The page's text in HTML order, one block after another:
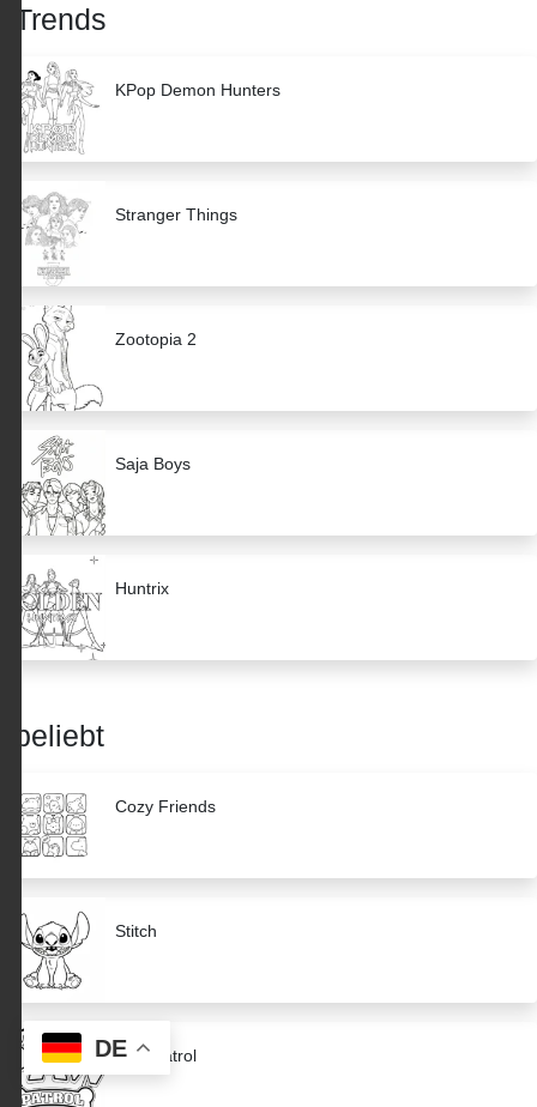
Trends
KPop Demon Hunters
Stranger Things
Zootopia 2
Saja Boys
Huntrix
beliebt
Cozy Friends
Stitch
Paw Patrol
DE